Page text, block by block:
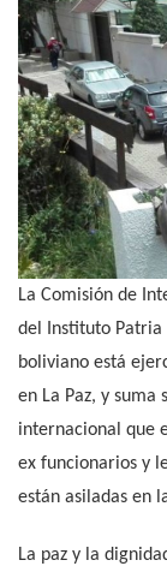
La Comisión de
del Instituto Patria
boliviano está
en La Paz, y
internacional que
ex funcionarios y
están asiladas en
La paz y la